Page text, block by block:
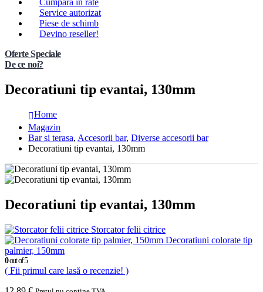
Cumpara in rate
Service autorizat
Piese de schimb
Devino reseller!
Oferte Speciale
De ce noi?
Decoratiuni tip evantai, 130mm
Home
Magazin
Bar si terasa, Accesorii bar, Diverse accesorii bar
Decoratiuni tip evantai, 130mm
Decoratiuni tip evantai, 130mm
Storcator felii citrice
Decoratiuni colorate tip
palmier, 150mm
0out of 5
( Fii primul care lasă o recenzie! )